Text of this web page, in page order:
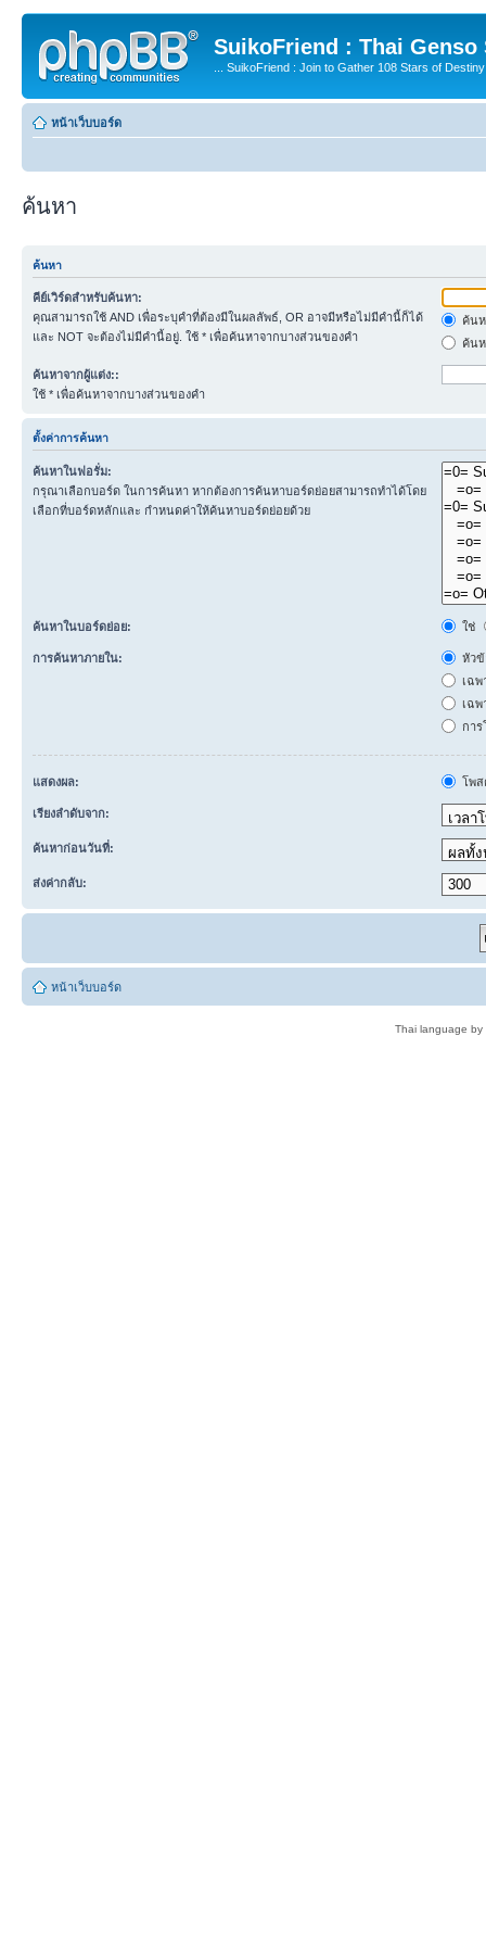
SuikoFriend : Thai Genso
... SuikoFriend : Join to Gather 108 Stars of
หน้าเว็บบอร์ด
ค้นหา
ค้นหา
คีย์เวิร์ดสำหรับค้นหา:
คุณสามารถใช้ AND เพื่อระบุคำที่ต้องมีในผลลัพธ์, OR อาจมีหรือไม่มีคำนี้ก็ได้
และ NOT จะต้องไม่มีคำนี้อยู่. ใช้ * เพื่อค้นหาจากบางส่วนของคำ
ค้น
ค้น
ค้นหาจากผู้แต่ง::
ใช้ * เพื่อค้นหาจากบางส่วนของคำ
ตั้งค่าการค้นหา
ค้นหาในฟอรั่ม:
กรุณาเลือกบอร์ด ในการค้นหา หากต้องการค้นหาบอร์ดย่อยสามารถทำได้โดย
เลือกที่บอร์ดหลักและ กำหนดค่าให้ค้นหาบอร์ดย่อยด้วย
ค้นหาในบอร์ดย่อย: ใช่
การค้นหาภายใน:
หัว
เฉ
เฉ
กา
แสดงผล: โพส
เรียงลำดับจาก:
ค้นหาก่อนวันที่:
ส่งค่ากลับ:
หน้าเว็บบอร์ด
Thai language by